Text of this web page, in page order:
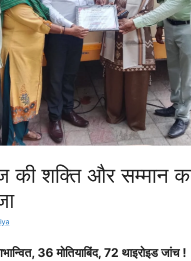
की शक्ति और सम्मान
36 मोतियाबिंद, 72 थाइरोइड जांच !